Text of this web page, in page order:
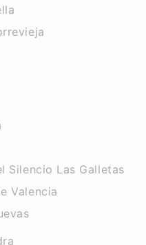
Silencio Las Galletas
Valencia